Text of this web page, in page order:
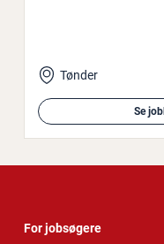
Tønder
Se
For jobsøgere